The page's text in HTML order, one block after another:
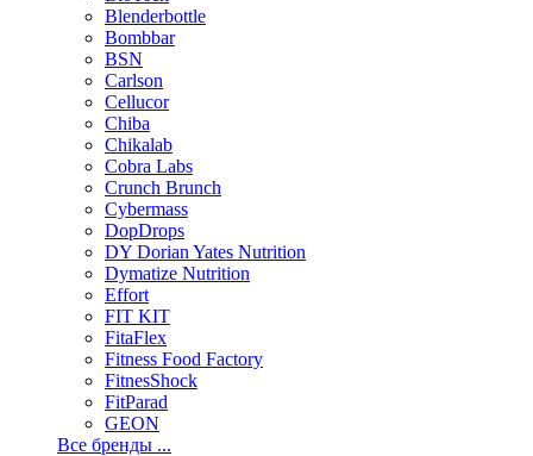
Blenderbottle
Bombbar
BSN
Carlson
Cellucor
Chiba
Chikalab
Cobra Labs
Crunch Brunch
Cybermass
DopDrops
DY Dorian Yates Nutrition
Dymatize Nutrition
Effort
FIT KIT
FitaFlex
Fitness Food Factory
FitnesShock
FitParad
GEON
Все бренды ...